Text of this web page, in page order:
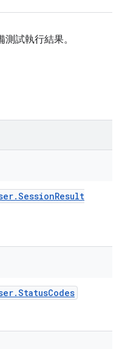
試執行結果。
.SessionResult
.StatusCodes